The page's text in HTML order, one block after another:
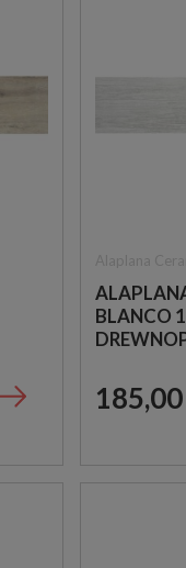
BLANCO
185,00